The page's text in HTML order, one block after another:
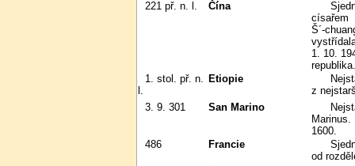
221 př. n. l. Čína
Sjednocena dynastií Čchin – prvním
císařem
Š´-
1. 10.
republika.
1. stol. př. n.
l.
Etiopie
Nejstarší nezávislý stát Afriky, jeden
z
3. 9. 301
San Marino
Nejstarší republiku založil St.
1600.
486
Francie
Sjednocena Chlodvíkem, jako stát
od